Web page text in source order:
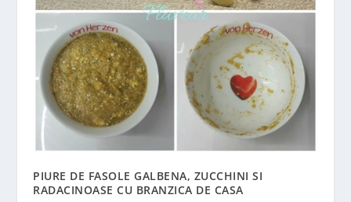
PIURE DE FASOLE GALBENA, ZUCCHINI SI
RADACINOASE CU BRANZICA DE CASA